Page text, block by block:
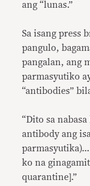
ang “lunas.”
Sa isang press
pangulo,
pangalan, ang
parmasyutiko
“antibodies”
“Dito sa
antibody ang
parmasyutika)…
ko na
quarantine].”